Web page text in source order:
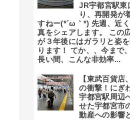
JR宇都宮駅東
り、再開発が
すねー(*´ω｀*) 先週、近
真をシェアします。 この
が３年後にはガラリと姿
ります！ てか、、今まで
長い間、こんな非効率...
【東武百貨店
の衝撃！にぎ
宇都宮駅周辺
せた宇都宮市
動産への影響